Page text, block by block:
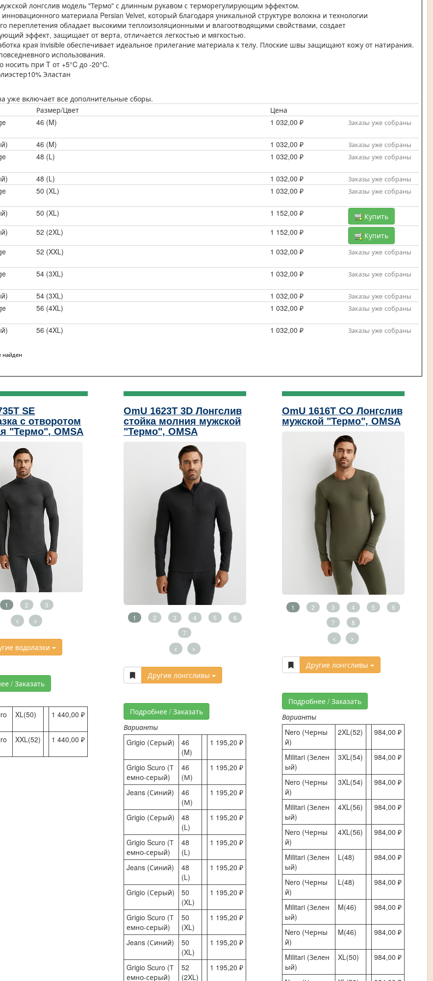
лонгслив модель "Термо" с длинным рукавом с терморегулирующим эффектом.
материала Persian Velvet, который благодаря уникальной структуре волокна и технологии
переплетения обладает высокими теплоизоляционными и влагоотводящими свойствами, создает
эффект, защищает от верта, отличается легкостью и мягкостью.
края invisible обеспечивает идеальное прилегание материала к телу. Плоские швы защищают кожу от натирания.
использования.
носить при T от +5°C до -20°C.
10% Эластан
уже включает все дополнительные сборы.
Размер/Цвет
Цена
46 (M) 1 032,00 ₽ Заказы уже собраны
46 (M) 1 032,00 ₽ Заказы уже собраны
48 (L) 1 032,00 ₽ Заказы уже собраны
48 (L) 1 032,00 ₽ Заказы уже собраны
50 (XL) 1 032,00 ₽ Заказы уже собраны
50 (XL) 1 152,00 ₽
Купить
52 (2XL) 1 152,00 ₽
Купить
52 (XXL) 1 032,00 ₽ Заказы уже собраны
54 (3XL) 1 032,00 ₽ Заказы уже собраны
54 (3XL) 1 032,00 ₽ Заказы уже собраны
56 (4XL) 1 032,00 ₽ Заказы уже собраны
56 (4XL) 1 032,00 ₽ Заказы уже собраны
найден
SE
с отворотом
"Термо", OMSA
1 2 3
< >
водолазки
/ Заказать
XL(50) 1 440,00 ₽
XXL(52) 1 440,00 ₽
OmU 1623T 3D Лонгслив
стойка молния мужской
"Термо", OMSA
1 2 3 4 5
6
7
< >
Другие лонгсливы
Подробнее / Заказать
Варианты
Grigio (Серый)
46
(M)
1 195,20 ₽
Grigio Scuro (Т
емно-серый)
46
(М)
1 195,20 ₽
Jeans (Синий)
46
(М)
1 195,20 ₽
Grigio (Серый)
48
(L)
1 195,20 ₽
Grigio Scuro (Т
емно-серый)
48
(L)
1 195,20 ₽
Jeans (Синий)
48
(L)
1 195,20 ₽
Grigio (Серый)
50
(XL)
1 195,20 ₽
Grigio Scuro (Т
емно-серый)
50
(XL)
1 195,20 ₽
Jeans (Синий)
50
(XL)
1 195,20 ₽
Grigio Scuro (Т
емно-серый)
52
(2XL)
1 195,20 ₽
OmU 1616T CO Лонгслив
мужской "Термо", OMSA
1 2 3 4 5
6
7
8
< >
Другие лонгсливы
Подробнее / Заказать
Варианты
Nero (Черны
й)
2XL(52) 984,00 ₽
Militari (Зелен
ый)
3XL(54) 984,00 ₽
Nero (Черны
й)
3XL(54) 984,00 ₽
Militari (Зелен
ый)
4XL(56) 984,00 ₽
Nero (Черны
й)
4XL(56) 984,00 ₽
Militari (Зелен
ый)
L(48) 984,00 ₽
Nero (Черны
й)
L(48) 984,00 ₽
Militari (Зелен
ый)
M(46) 984,00 ₽
Nero (Черны
й)
M(46) 984,00 ₽
Militari (Зелен
ый)
XL(50) 984,00 ₽